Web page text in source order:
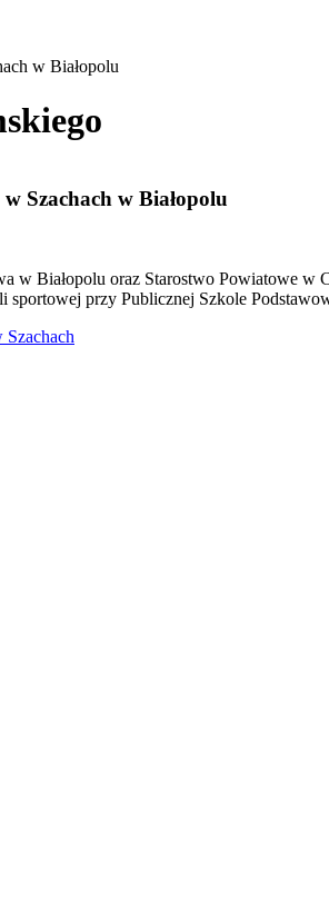
w Białopolu
Szachach w Białopolu
w Białopolu oraz Starostwo Powiatowe w
sportowej przy Publicznej Szkole